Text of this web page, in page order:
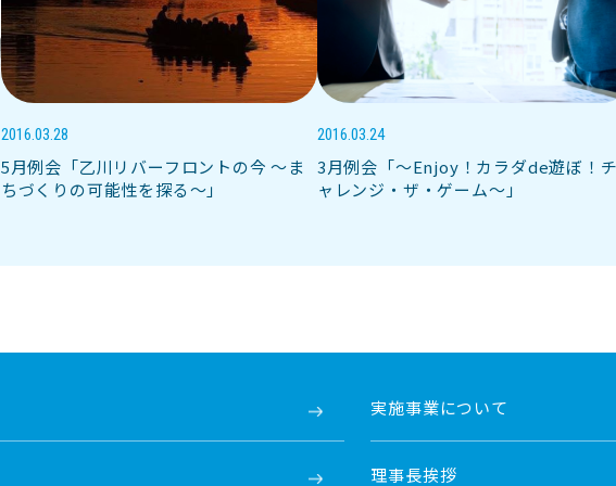
2016.03.28
5月例会「乙川リバーフロントの今 〜ま
ちづくりの可能性を探る〜」
2016.03.24
3月例会「～Enjoy！カラダde遊ぼ！チ
ャレンジ・ザ・ゲーム～」
実施事業について
理事長挨拶